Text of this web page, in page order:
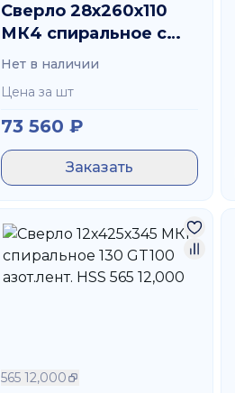
Сверло 28х260х110
МК4 спиральное с
напайной пластиной
28,000
Нет в наличии
Цена за шт
73 560 ₽
Заказать
565 12,000